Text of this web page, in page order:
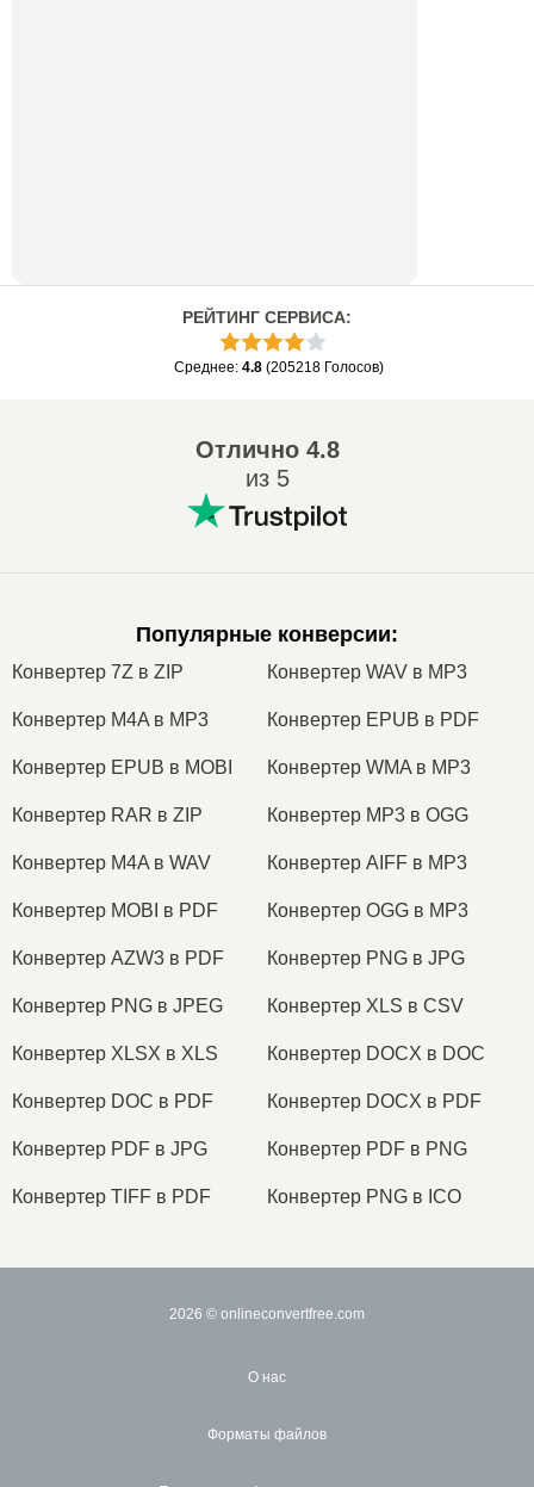
РЕЙТИНГ СЕРВИСА:
Среднее: 4.8 (205218 Голосов)
Отлично4.8
из 5
Популярные конверсии:
Конвертер 7Z в ZIP Конвертер WAV в MP3
Конвертер M4A в MP3 Конвертер EPUB в PDF
Конвертер EPUB в MOBI Конвертер WMA в MP3
Конвертер RAR в ZIP Конвертер MP3 в OGG
Конвертер M4A в WAV Конвертер AIFF в MP3
Конвертер MOBI в PDF Конвертер OGG в MP3
Конвертер AZW3 в PDF Конвертер PNG в JPG
Конвертер PNG в JPEG Конвертер XLS в CSV
Конвертер XLSX в XLS Конвертер DOCX в DOC
Конвертер DOC в PDF Конвертер DOCX в PDF
Конвертер PDF в JPG Конвертер PDF в PNG
Конвертер TIFF в PDF Конвертер PNG в ICO
2026 © onlineconvertfree.com
О нас
Форматы файлов